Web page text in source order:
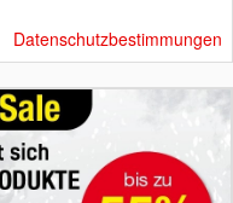
Datenschutzbestimmungen